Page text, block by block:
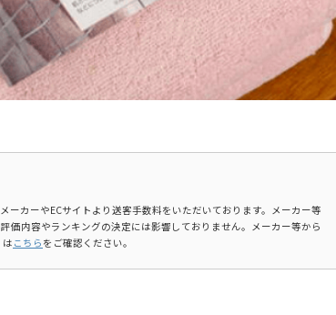
ーカーやECサイトより送客手数料をいただいております。メーカー等
価内容やランキングの決定には影響しておりません。メーカー等から
こちら をご確認ください。